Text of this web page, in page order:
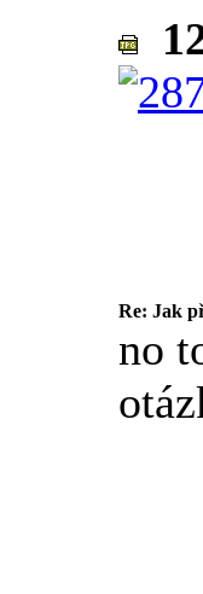
Re: Jak
no